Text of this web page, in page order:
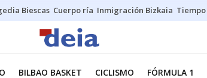
Biescas Cuerpo ría Inmigración Bizkaia Tiempo
BILBAO BASKET CICLISMO FÓRMULA 1